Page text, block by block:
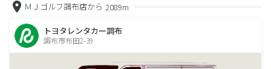
ＭＪゴルフ調布店から 2089m
トヨタレンタカー調布
調布市布田2-39